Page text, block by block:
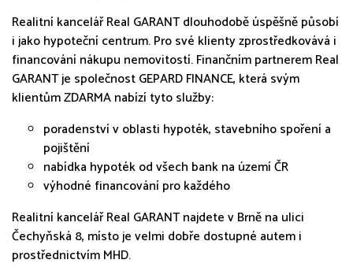
Realitní kancelář Real GARANT dlouhodobě úspěšně působí
i jako hypoteční centrum. Pro své klienty zprostředkovává i
financování nákupu nemovitostí. Finančním partnerem Real
GARANT je společnost GEPARD FINANCE, která svým
klientům ZDARMA nabízí tyto služby:
poradenství v oblasti hypoték, stavebního spoření a
pojištění
nabídka hypoték od všech bank na území ČR
výhodné financování pro každého
Realitní kancelář Real GARANT najdete v Brně na ulici
Čechyňská 8, místo je velmi dobře dostupné autem i
prostřednictvím MHD.